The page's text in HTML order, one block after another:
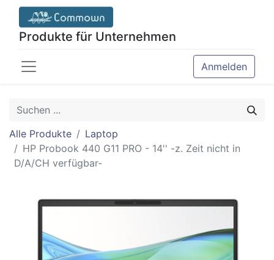
Produkte für Unternehmen
Anmelden
Alle Produkte
Laptop
HP Probook 440 G11 PRO - 14'' -z. Zeit nicht in
D/A/CH verfügbar-